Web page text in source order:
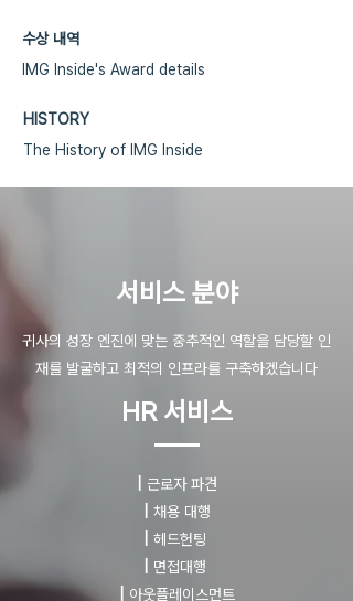
수상 내역
IMG Inside's Award details
HISTORY
The History of IMG Inside
​서비스 분야
귀사의 성장 엔진에 맞는 중추적인 역할을 담당할 인
재를 발굴하고 최적의 인프라를 구축하겠습니다
HR 서비스
근로자 파견
채용 대행
헤드헌팅
면접대행
아웃플레이스먼트